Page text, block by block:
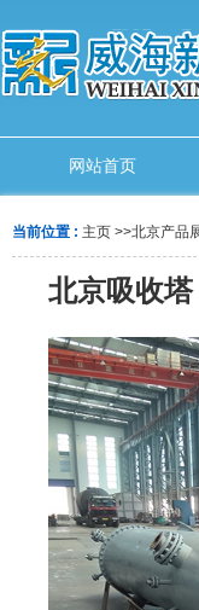
网站首页
当前位置 : 主页 >>北京产品
北京吸收塔